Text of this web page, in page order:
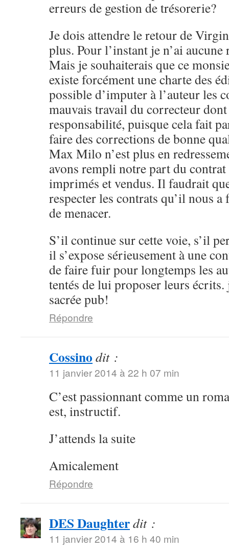
erreurs de gestion de trésorerie?
Je dois attendre le retour de
plus. Pour l’instant je n’ai aucune
Mais je souhaiterais que ce
existe forcément une charte des
possible d’imputer à l’auteur les
mauvais travail du correcteur
responsabilité, puisque cela fait
faire des corrections de bonne
Max Milo n’est plus en
avons rempli notre part du
imprimés et vendus. Il faudrait
respecter les contrats qu’il nous
de menacer.
S’il continue sur cette voie, s’il
il s’expose sérieusement à une
de faire fuir pour longtemps les
tentés de lui proposer leurs
sacrée pub!
Répondre
Cossino dit :
11 janvier 2014 à 22 h 07 min
C’est passionnant comme un
est, instructif.
J’attends la suite
Amicalement
Répondre
DES Daughterdit :
11 janvier 2014 à 16 h 40 min